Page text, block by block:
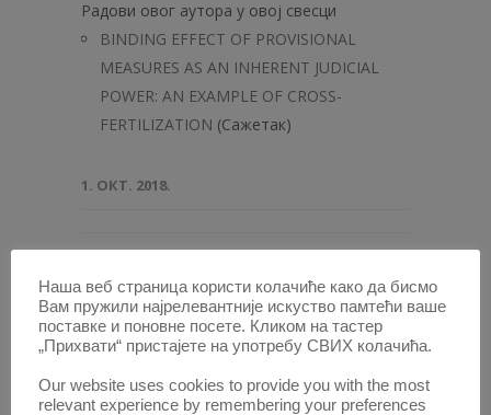
Радови овог аутора у овој свесци
BINDING EFFECT OF PROVISIONAL
MEASURES AS AN INHERENT JUDICIAL
POWER: AN EXAMPLE OF CROSS-
FERTILIZATION (Сажетак)
1. ОКТ. 2018.
Наша веб страница користи колачиће како да бисмо
Вам пружили најрелевантније искуство памтећи ваше
поставке и поновне посете. Кликом на тастер
„Прихвати“ пристајете на употребу СВИХ колачића.
Our website uses cookies to provide you with the most
relevant experience by remembering your preferences